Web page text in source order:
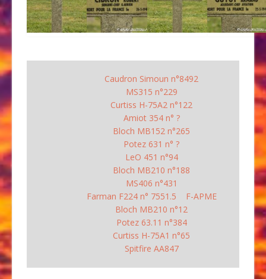
Caudron Simoun n°8492
MS315 n°229
Curtiss H-75A2 n°122
Amiot 354 n° ?
Bloch MB152 n°265
Potez 631 n° ?
LeO 451 n°94
Bloch MB210 n°188
MS406 n°431
Farman F224 n° 7551.5 F-APME
Bloch MB210 n°12
Potez 63.11 n°384
Curtiss H-75A1 n°65
Spitfire AA847